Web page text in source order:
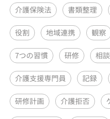
介護保険法 書類整理
役割 地域連携 観察
7つの習慣 研修 相
介護支援専門員 記録
研修計画 介護拒否